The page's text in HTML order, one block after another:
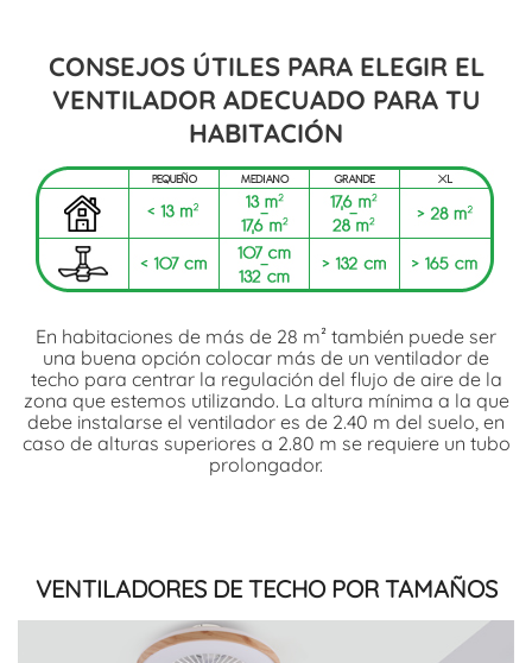
CONSEJOS ÚTILES PARA ELEGIR EL
VENTILADOR ADECUADO PARA TU
HABITACIÓN
En habitaciones de más de 28 m² también puede ser
una buena opción colocar más de un ventilador de
techo para centrar la regulación del flujo de aire de la
zona que estemos utilizando. La altura mínima a la que
debe instalarse el ventilador es de 2.40 m del suelo, en
caso de alturas superiores a 2.80 m se requiere un tubo
prolongador.
VENTILADORES DE TECHO POR TAMAÑOS